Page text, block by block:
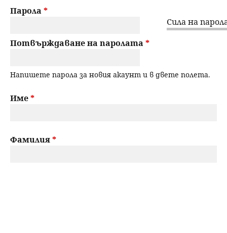
b
Сила на
Парола *
Потвърждаване на паролата *
Напишете парола за новия акаунт и в двете полета.
Име*
Фамилия*